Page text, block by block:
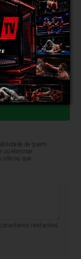
Lyon com
que o futuro do
melhores
grupo no
de quem
ou eliminar
site ou que
caracteres restantes.